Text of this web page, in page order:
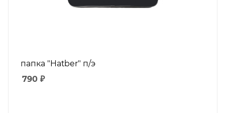
папка "Hatber" п/э
790 ₽